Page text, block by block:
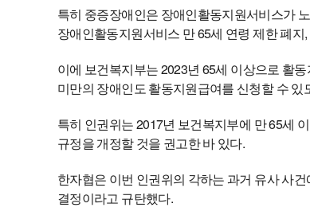
특히 중증장애인은 장애인활동지원서비스가
장애인활동지원서비스 만 65세 연령 제한 폐
이에 보건복지부는 2023년 65세 이상으로 활
미만의 장애인도 활동지원급여를 신청할 수
특히 인권위는 2017년 보건복지부에 만 65세
규정을 개정할 것을 권고한 바 있다.
한자협은 이번 인권위의 각하는 과거 유사 사
결정이라고 규탄했다.